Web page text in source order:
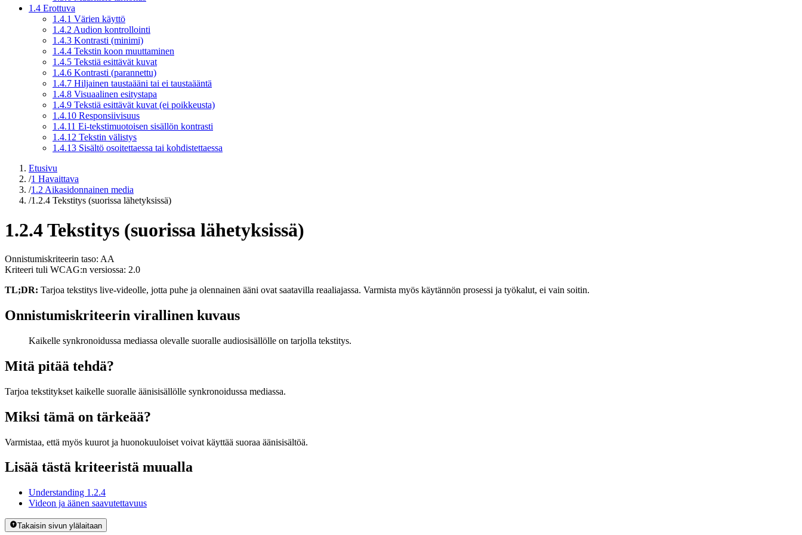
1.4 Erottuva
1.4.1 Värien käyttö
1.4.2 Audion kontrollointi
1.4.3 Kontrasti (minimi)
1.4.4 Tekstin koon muuttaminen
1.4.5 Tekstiä esittävät kuvat
1.4.6 Kontrasti (parannettu)
1.4.7 Hiljainen taustaääni tai ei taustaääntä
1.4.8 Visuaalinen esitystapa
1.4.9 Tekstiä esittävät kuvat (ei poikkeusta)
1.4.10 Responsiivisuus
1.4.11 Ei-tekstimuotoisen sisällön kontrasti
1.4.12 Tekstin välistys
1.4.13 Sisältö osoitettaessa tai kohdistettaessa
Etusivu
/1 Havaittava
/1.2 Aikasidonnainen media
/1.2.4 Tekstitys (suorissa lähetyksissä)
1.2.4 Tekstitys (suorissa lähetyksissä)
Onnistumiskriteerin taso: AA
Kriteeri tuli WCAG:n versiossa: 2.0
TL;DR: Tarjoa tekstitys live-videolle, jotta puhe ja olennainen ääni ovat saatavilla reaaliajassa. Varmista myös käytännön prosessi ja työkalut, ei vain soitin.
Onnistumiskriteerin virallinen kuvaus
Kaikelle synkronoidussa mediassa olevalle suoralle audiosisällölle on tarjolla tekstitys.
Mitä pitää tehdä?
Tarjoa tekstitykset kaikelle suoralle äänisisällölle synkronoidussa mediassa.
Miksi tämä on tärkeää?
Varmistaa, että myös kuurot ja huonokuuloiset voivat käyttää suoraa äänisisältöä.
Lisää tästä kriteeristä muualla
Understanding 1.2.4
Videon ja äänen saavutettavuus
Takaisin sivun ylälaitaan